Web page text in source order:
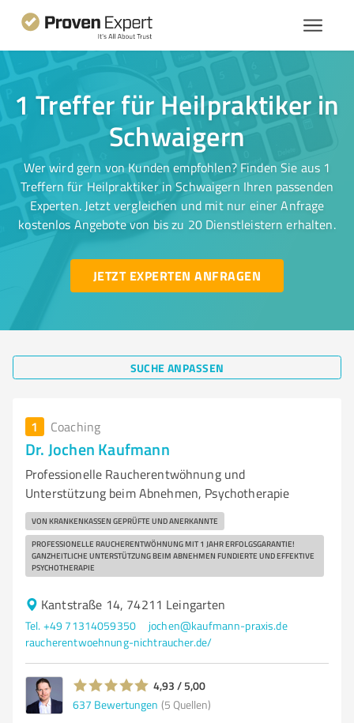
1 Treffer für Heilpraktiker in
Schwaigern
Wer wird gern von Kunden empfohlen? Finden Sie aus 1
Treffern für Heilpraktiker in Schwaigern Ihren passenden
Experten. Jetzt vergleichen und mit nur einer Anfrage
kostenlos Angebote von bis zu 20 Dienstleistern erhalten.
JETZT EXPERTEN ANFRAGEN
SUCHE ANPASSEN
1 Coaching
Dr. Jochen Kaufmann
Professionelle Raucherentwöhnung und
Unterstützung beim Abnehmen, Psychotherapie
VON KRANKENKASSEN GEPRÜFTE UND ANERKANNTE
PROFESSIONELLE RAUCHERENTWÖHNUNG MIT 1 JAHR ERFOLGSGARANTIE!
GANZHEITLICHE UNTERSTÜTZUNG BEIM ABNEHMEN FUNDIERTE UND EFFEKTIVE
PSYCHOTHERAPIE
Kantstraße 14, 74211 Leingarten
Tel. +49 71314059350
jochen@kaufmann-praxis.de
raucherentwoehnung-nichtraucher.de/
4,93 / 5,00
637 Bewertungen (5 Quellen)